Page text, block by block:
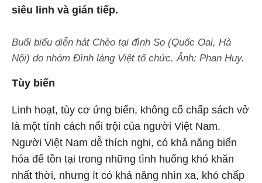
siêu linh và gián tiếp.
Buổi biểu diễn hát Chèo tại đình So (Quốc Oai, Hà
Nội) do nhóm Đình làng Việt tổ chức. Ảnh: Phan Huy.
Tùy biến
Linh hoạt, tùy cơ ứng biến, không cố chấp sách vở
là một tính cách nổi trội của người Việt Nam.
Người Việt Nam dễ thích nghi, có khả năng biến
hóa để tồn tại trong những tình huống khó khăn
nhất thời, nhưng ít có khả năng nhìn xa, khó chấp